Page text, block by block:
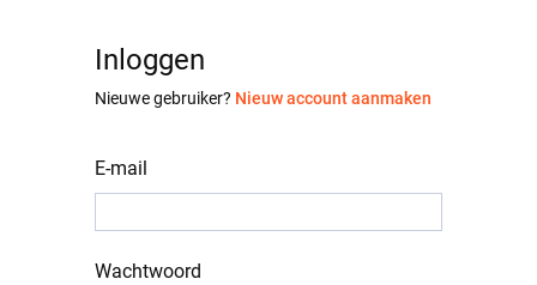
Inloggen
Nieuwe gebruiker? Nieuw account aanmaken
E-mail
Wachtwoord